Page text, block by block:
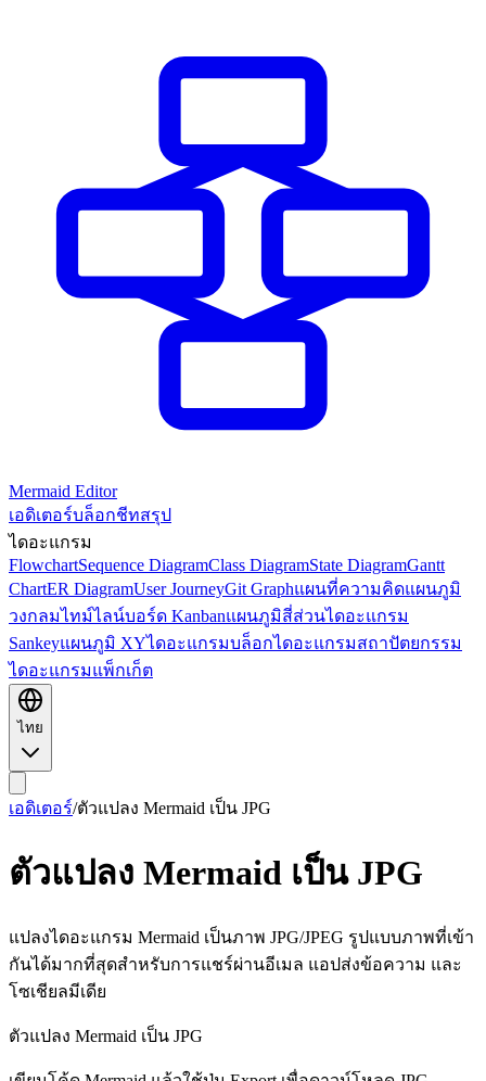
Mermaid Editor
เอดิเตอร์บล็อกชีทสรุป
ไดอะแกรม
FlowchartSequence DiagramClass DiagramState DiagramGantt
ChartER DiagramUser JourneyGit Graphแผนที่ความคิดแผนภูมิ
วงกลมไทม์ไลน์บอร์ด Kanbanแผนภูมิสี่ส่วนไดอะแกรม
Sankeyแผนภูมิ XYไดอะแกรมบล็อกไดอะแกรมสถาปัตยกรรม
ไดอะแกรมแพ็กเก็ต
ไทย
เอดิเตอร์/ตัวแปลง Mermaid เป็น JPG
ตัวแปลง Mermaid เป็น JPG
แปลงไดอะแกรม Mermaid เป็นภาพ JPG/JPEG รูปแบบภาพที่เข้า
กันได้มากที่สุดสำหรับการแชร์ผ่านอีเมล แอปส่งข้อความ และ
โซเชียลมีเดีย
ตัวแปลง Mermaid เป็น JPG